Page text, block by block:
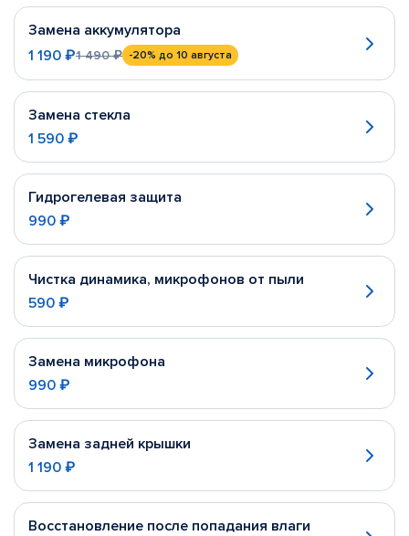
Замена аккумулятора
1 190 ₽1 490 ₽ -20% до 10 августа
Замена стекла
1 590 ₽
Гидрогелевая защита
990 ₽
Чистка динамика, микрофонов от пыли
590 ₽
Замена микрофона
990 ₽
Замена задней крышки
1 190 ₽
Восстановление после попадания влаги